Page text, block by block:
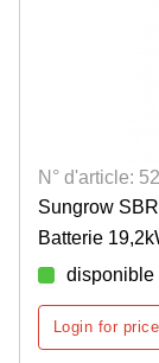
N° d'article:
Sungrow
Batterie
disponible
Login for